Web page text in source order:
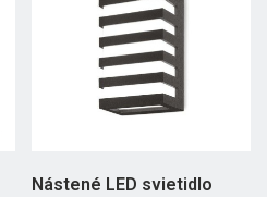
Nástené LED svietidlo